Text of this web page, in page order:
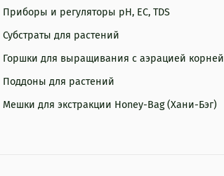
Приборы и регуляторы рН, EC, TDS
Субстраты для растений
Горшки для выращивания с аэрацией корней
Поддоны для растений
Мешки для экстракции Honey-Bag (Хани-Бэг)